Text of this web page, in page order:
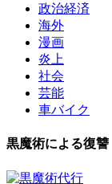
政治経済
海外
漫画
炎上
社会
芸能
車バイク
黒魔術による復讐